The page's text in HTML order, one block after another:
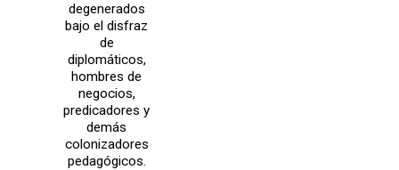
degenerados
bajo el disfraz
de
diplomáticos,
hombres de
negocios,
predicadores y
demás
colonizadores
pedagógicos.